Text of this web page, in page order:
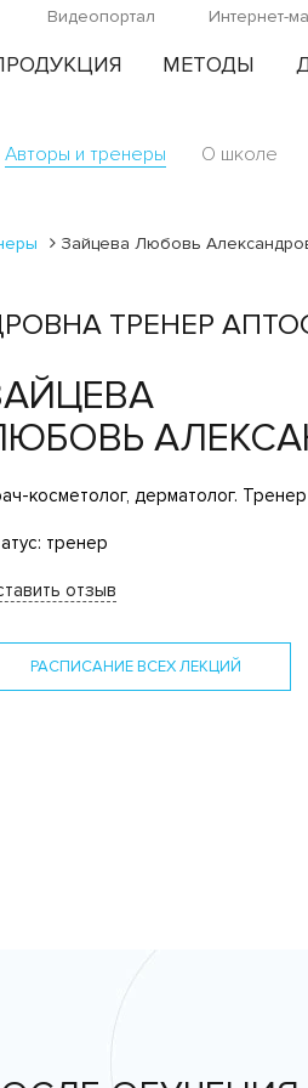
Видеопортал Интернет-
МЕТОДЫ
Авторы и тренеры О школе
Зайцева Любовь
ТРЕНЕР
косметолог, дерматолог.
тренер
отзыв
РАСПИСАНИЕ ВСЕХ ЛЕКЦИЙ